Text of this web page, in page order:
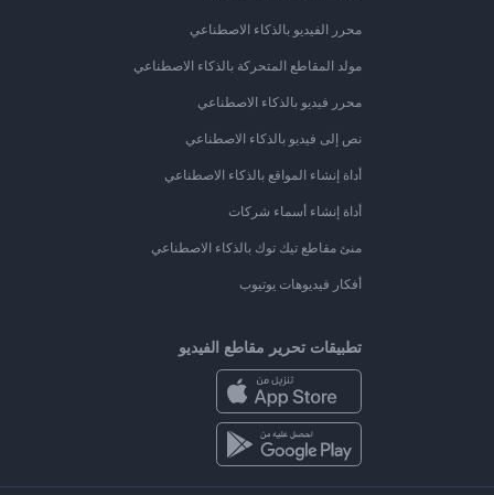
محرر الفيديو بالذكاء الاصطناعي
مولد المقاطع المتحركة بالذكاء الاصطناعي
محرر فيديو بالذكاء الاصطناعي
نص إلى فيديو بالذكاء الاصطناعي
أداة إنشاء المواقع بالذكاء الاصطناعي
أداة إنشاء أسماء شركات
منئ مقاطع تيك توك بالذكاء الاصطناعي
أفكار فيديوهات يوتيوب
تطبيقات تحرير مقاطع الفيديو